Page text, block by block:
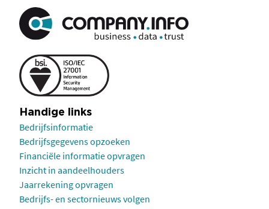
Handige links
Bedrijfsinformatie
Bedrijfsgegevens opzoeken
Financiële informatie opvragen
Inzicht in aandeelhouders
Jaarrekening opvragen
Bedrijfs- en sectornieuws volgen